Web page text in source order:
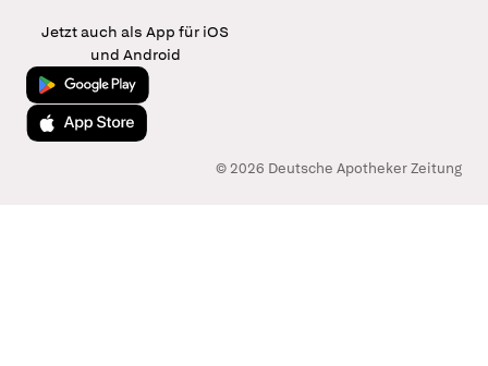
Jetzt auch als App für iOS
und Android
Jetzt bei Google Play
Laden im App Store
© 2026 Deutsche Apotheker Zeitung